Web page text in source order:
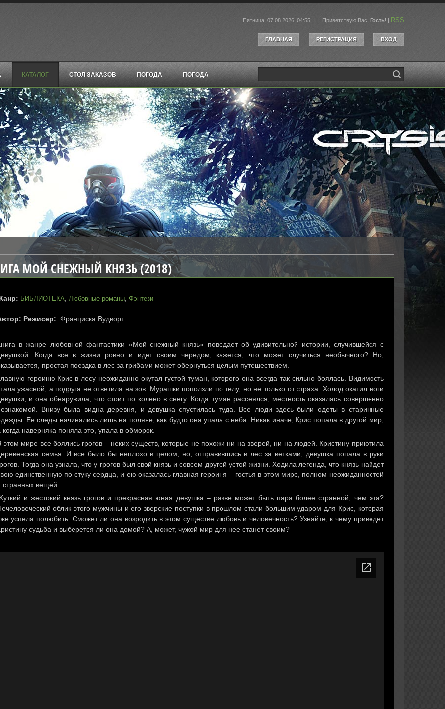
Пятница, 07.08.2026, 04:55 Приветствую Вас Гость! | RSS
ГЛАВНАЯ РЕГИСТРАЦИЯ ВХОД
КАТАЛОГ СТОЛ ЗАКАЗОВ ПОГОДА ПОГОДА
МОЙ СНЕЖНЫЙ КНЯЗЬ (2018)
БИБЛИОТЕКА Любовные романы, Фэнтези
Режисер: Франциска Вудворт
в жанре любовной фантастики «Мой снежный князь» поведает об удивительной истории, случившейся с
Когда все в жизни ровно и идет своим чередом, кажется, что может случиться необычного? Но,
простая поездка в лес за грибами может обернуться целым путешествием.
героиню Крис в лесу неожиданно окутал густой туман, которого она всегда так сильно боялась. Видимость
ужасной, а подруга не ответила на зов. Мурашки поползли по телу, но не только от страха. Холод окатил ноги
и она обнаружила, что стоит по колено в снегу. Когда туман рассеялся, местность оказалась совершенно
Внизу была видна деревня, и девушка спустилась туда. Все люди здесь были одеты в старинные
Ее следы начинались лишь на поляне, как будто она упала с неба. Никак иначе, Крис попала в другой мир,
когда наверняка поняла это, упала в обморок.
этом мире все боялись грогов – неких существ, которые не похожи ни на зверей, ни на людей. Кристину приютила
семья. И все было бы неплохо в целом, но, отправившись в лес за ветками, девушка попала в руки
Тогда она узнала, что у грогов был свой князь и совсем другой устой жизни. Ходила легенда, что князь найдет
единственную по стуку сердца, и ею оказалась главная героиня – гостья в этом мире, полном неожиданностей
странных вещей.
и жестокий князь грогов и прекрасная юная девушка – разве может быть пара более странной, чем эта?
облик этого мужчины и его зверские поступки в прошлом стали большим ударом для Крис, которая
успела полюбить. Сможет ли она возродить в этом существе любовь и человечность? Узнайте, к чему приведет
судьба и выберется ли она домой? А, может, чужой мир для нее станет своим?